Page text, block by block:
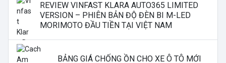
REVIEW VINFAST KLARA AUTO365 LIMITED
VERSION – PHIÊN BẢN ĐỘ ĐÈN BI M-LED
MORIMOTO ĐẦU TIỀN TẠI VIỆT NAM
BẢNG GIÁ CHỐNG ỒN CHO XE Ô TÔ MỚI